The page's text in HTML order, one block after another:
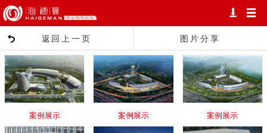
返回上一页 图片分享
案例展示 案例展示 案例展示